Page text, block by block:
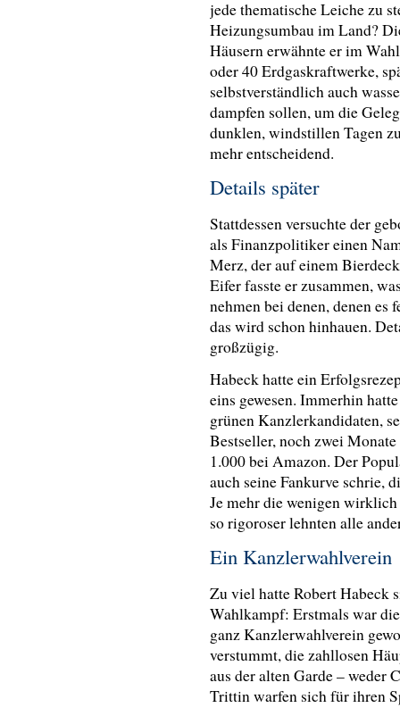
jede thematische Leiche zu
Heizungsumbau im Land?
Häusern erwähnte er im
oder 40 Erdgaskraftwerke,
selbstverständlich auch
dampfen sollen, um die
dunklen, windstillen Tagen
mehr entscheidend.
Details später
Stattdessen versuchte der
als Finanzpolitiker einen
Merz, der auf einem
Eifer fasste er zusammen,
nehmen bei denen, denen es
das wird schon hinhauen.
großzügig.
Habeck hatte ein
eins gewesen. Immerhin
grünen Kanzlerkandidaten,
Bestseller, noch zwei
1.000 bei Amazon. Der
auch seine Fankurve schrie,
Je mehr die wenigen
so rigoroser lehnten alle
Ein Kanzlerwahlverein
Zu viel hatte Robert Habeck
Wahlkampf: Erstmals war
ganz Kanzlerwahlverein
verstummt, die zahllosen
aus der alten Garde – weder
Trittin warfen sich für ihren